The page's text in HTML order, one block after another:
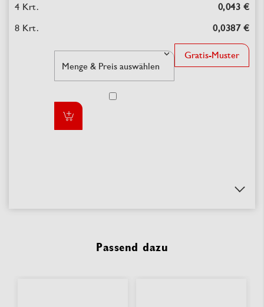
0,043 €
0,0387 €
Gratis-Muster
Passend dazu